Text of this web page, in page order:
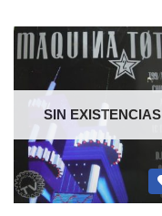
SIN EXISTENCIAS